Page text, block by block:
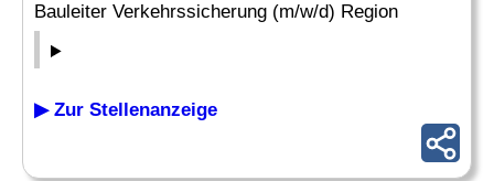
Bauleiter Verkehrssicherung (m/w/d) Region
▶ Zur Stellenanzeige